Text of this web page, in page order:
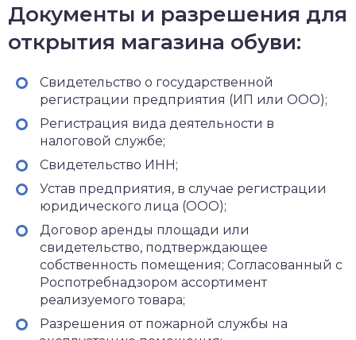
Документы и разрешения для
открытия магазина обуви:
Свидетельство о государственной
регистрации предприятия (ИП или ООО);
Регистрация вида деятельности в
налоговой службе;
Свидетельство ИНН;
Устав предприятия, в случае регистрации
юридического лица (ООО);
Договор аренды площади или
свидетельство, подтверждающее
собственность помещения; Согласованный с
Роспотребнадзором ассортимент
реализуемого товара;
Разрешения от пожарной службы на